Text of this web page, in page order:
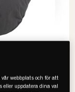
webbplats och för att
uppdatera dina val